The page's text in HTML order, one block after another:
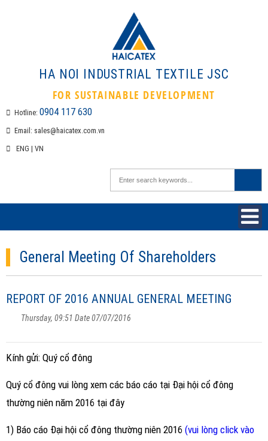
HA NOI INDUSTRIAL TEXTILE
FOR SUSTAINABLE
Hotline: 0904 117 630
Email:sales@haicatex.com.vn
General Meeting Of Shareholders
REPORT OF 2016 ANNUAL GENERAL MEETING
Thursday, 09:51 Date 07/07/2016
Kính gửi: Quý cổ đông
Quý cổ đông vui lòng xem các báo cáo tại Đại hội cổ đông
thường niên năm 2016 tại đây
1) Báo cáo Đại hội cổ đông thường niên 2016 (vui lòng click vào